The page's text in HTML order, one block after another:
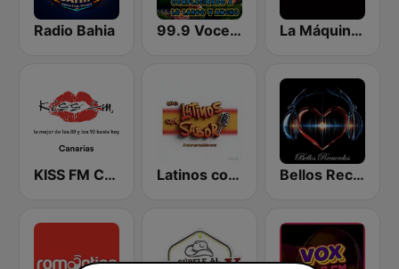
Radio Bahia 99.9 Voces del Rancho La Máquina de Los Exitos
KISS FM Canarias Latinos con Sabor Bellos Recuerdos